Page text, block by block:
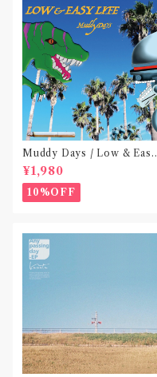
Muddy Days / Low & Easy
Life〝東京〟
¥1,980
10%OFF